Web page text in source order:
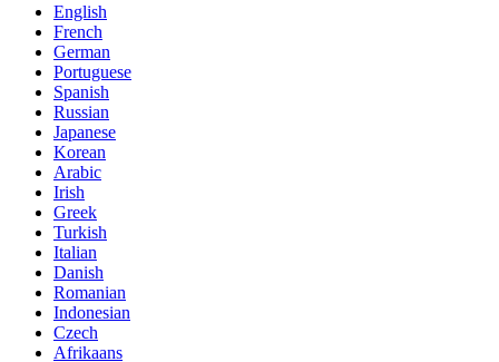
English
French
German
Portuguese
Spanish
Russian
Japanese
Korean
Arabic
Irish
Greek
Turkish
Italian
Danish
Romanian
Indonesian
Czech
Afrikaans